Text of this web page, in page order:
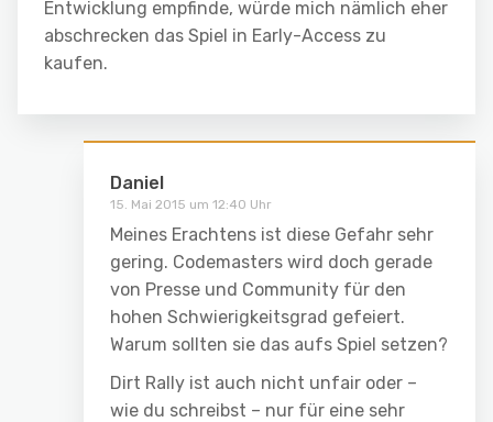
Entwicklung empfinde, würde mich nämlich eher
abschrecken das Spiel in Early-Access zu
kaufen.
Daniel
15. Mai 2015 um 12:40 Uhr
Meines Erachtens ist diese Gefahr sehr
gering. Codemasters wird doch gerade
von Presse und Community für den
hohen Schwierigkeitsgrad gefeiert.
Warum sollten sie das aufs Spiel setzen?
Dirt Rally ist auch nicht unfair oder –
wie du schreibst – nur für eine sehr